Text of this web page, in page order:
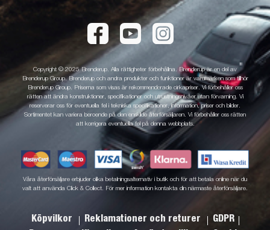
Copyright © 2025 Brenderup. Alla rättigheter förbehållna. Brenderup är en del av
Brenderup Group. Brenderup och andra produkter och funktioner är varumärken som tillhör
Brenderup Group. Priserna som visas är rekommenderade cirkapriser. Vi förbehåller oss
rätten att ändra konstruktioner, specifikationer och utrustningsnivåer utan förvarning. Vi
reserverar oss för eventuella fel i tekniska specifikationer, information, priser och bilder.
Sortimentet kan variera beroende på den enskilde återförsäljaren. Vi förbehåller oss rätten
att korrigera eventuella fel på denna webbplats.
Våra återförsäljare erbjuder olika betalningsalternativ i butik och för att betala online när du
valt att använda Click & Collect. För mer information kontakta din närmaste återförsäljare.
Köpvilkor Reklamationer och returer
GDPR